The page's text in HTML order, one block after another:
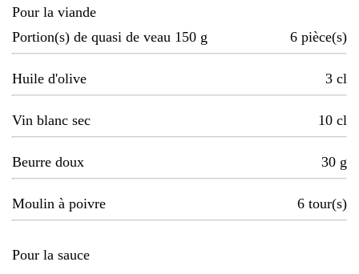
Pour la viande
Portion(s) de quasi de veau 150 g
6 pièce(s)
Huile d'olive 3 cl
Vin blanc sec 10 cl
Beurre doux 30 g
Moulin à poivre 6 tour(s)
Pour la sauce